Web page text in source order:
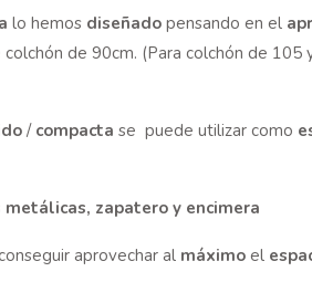
lo hemos diseñado pensando en el
colchón de 90cm. (Para colchón de
/ compacta se puede utilizar como
metálicas, zapatero y encimera
aprovechar al máximo el